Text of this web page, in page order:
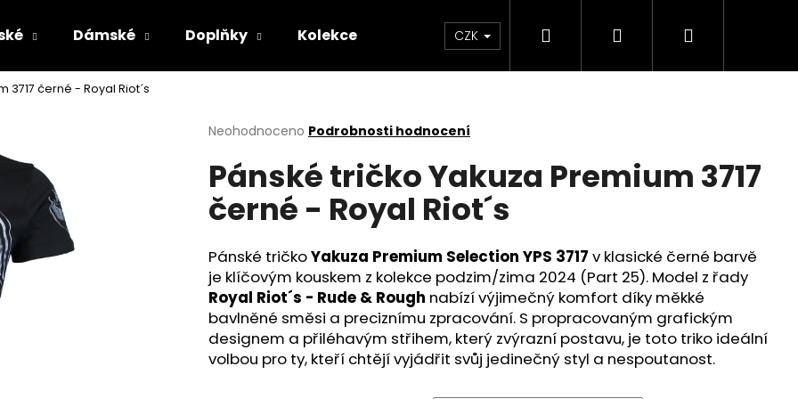
Dámské Doplňky Kolekce Kontakt Velkoobchod Obchodní
CZK Hledat PřihlášeníNákupní
3717 černé - Royal Riot´s
Průměrné
produktu
je
0,0
z
hvězdiček.
Neohodnoceno Podrobnosti hodnocení
Pánské tričko Yakuza Premium 3717
černé - Royal Riot´s
Pánské tričkoYakuza Premium Selection YPS 3717 v klasické černé barvě
je klíčovým kouskem z kolekce podzim/zima 2024 (Part 25). Model z řady
Royal Riot´s - Rude & Rough nabízí výjimečný komfort díky měkké
bavlněné směsi a preciznímu zpracování. S propracovaným grafickým
designem a přiléhavým střihem, který zvýrazní postavu, je toto triko ideální
volbou pro ty, kteří chtějí vyjádřit svůj jedinečný styl a nespoutanost.
Co potřebujete najít?
HLEDAT
Doporučujeme